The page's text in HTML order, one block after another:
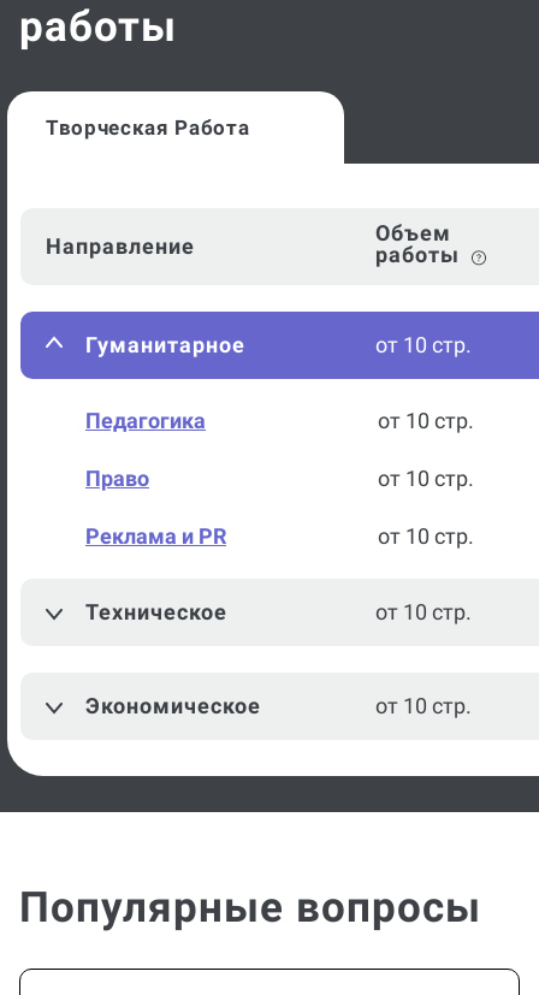
работы
Творческая Работа
Направление
Объем
работы
Гуманитарное от 10 стр.
Педагогика от 10 стр.
Право от 10 стр.
Реклама и PR от 10 стр.
Техническое от 10 стр.
Экономическое от 10 стр.
Популярные вопросы